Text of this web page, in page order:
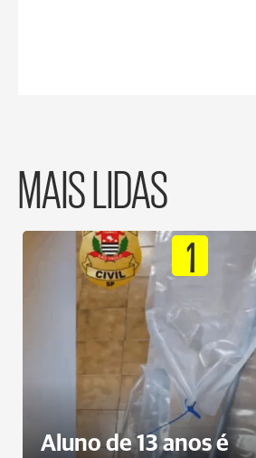
MAIS LIDAS
1
Aluno de 13 anos é